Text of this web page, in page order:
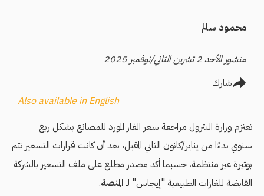
محمود سالم
منشور الأحد 2 تشرين الثاني/نوفمبر 2025
شارك
Also available in English
تعتزم وزارة البترول مراجعة سعر الغاز المورد للمصانع بشكل ربع
سنوي بدءًا من يناير/كانون الثاني المقبل، بعد أن كانت قرارات التسعير تتم
بوتيرة غير منتظمة، حسبما أكد مصدر مطلع على ملف التسعير بالشركة
القابضة للغازات الطبيعية "إيجاس" لـ المنصة.